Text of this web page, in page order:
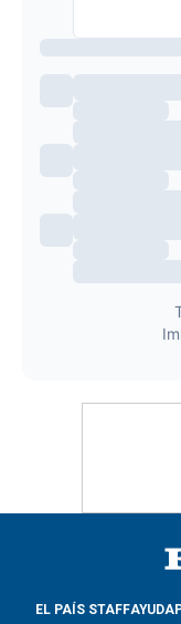
EL PAÍS STAFFAYUDA